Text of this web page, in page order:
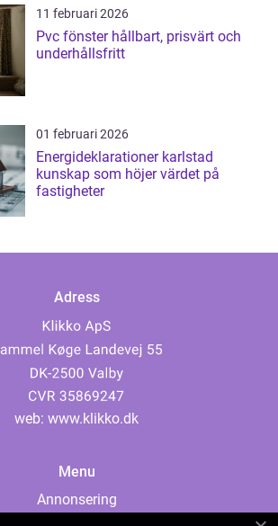
11 februari 2026
Pvc fönster hållbart, prisvärt och
underhållsfritt
01 februari 2026
Energideklarationer karlstad
kunskap som höjer värdet på
fastigheter
Adress
web: www.klikko.dk
Menu
Annonsering